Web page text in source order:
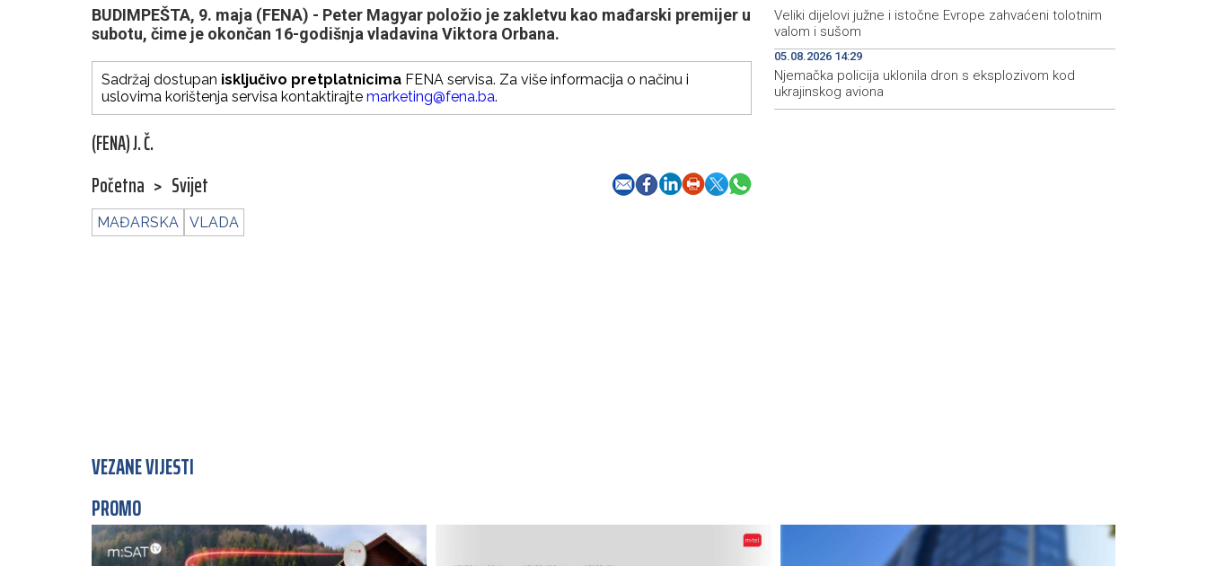
BUDIMPEŠTA, 9. maja (FENA) - Peter Magyar položio je zakletvu kao mađarski premijer u
subotu, čime je okončan 16-godišnja vladavina Viktora Orbana.
Sadržaj dostupan isključivo pretplatnicima FENA servisa. Za više informacija o načinu i
uslovima korištenja servisa kontaktirajte marketing@fena.ba.
(FENA) J. Č.
Početna > Svijet
MAĐARSKA VLADA
Veliki dijelovi južne i istočne Evrope zahvaćeni tolotnim
valom i sušom
05.08.2026 14:29
Njemačka policija uklonila dron s eksplozivom kod
ukrajinskog aviona
VEZANE VIJESTI
PROMO